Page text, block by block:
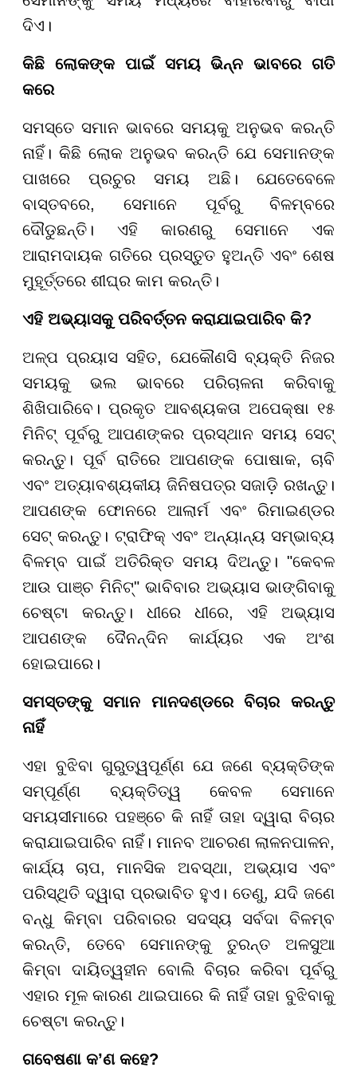
ଦିଏ।
କିଛି ଲୋକଙ୍କ ପାଇଁ ସମୟ ଭିନ୍ନ ଭାବରେ ଗତି
କରେ
ସମସ୍ତେ ସମାନ ଭାବରେ ସମୟକୁ ଅନୁଭବ କରନ୍ତି
ନାହିଁ। କିଛି ଲୋକ ଅନୁଭବ କରନ୍ତି ଯେ ସେମାନଙ୍କ
ପାଖରେ ପ୍ରଚୁର ସମୟ ଅଛି। ଯେତେବେଳେ
ବାସ୍ତବରେ, ସେମାନେ ପୂର୍ବରୁ ବିଳମ୍ବରେ
ଦୌଡୁଛନ୍ତି। ଏହି କାରଣରୁ ସେମାନେ ଏକ
ଆରାମଦାୟକ ଗତିରେ ପ୍ରସ୍ତୁତ ହୁଅନ୍ତି ଏବଂ ଶେଷ
ମୁହୂର୍ତ୍ତରେ ଶୀଘ୍ର କାମ କରନ୍ତି।
ଏହି ଅଭ୍ୟାସକୁ ପରିବର୍ତ୍ତନ କରାଯାଇପାରିବ କି?
ଅଳ୍ପ ପ୍ରୟାସ ସହିତ, ଯେକୌଣସି ବ୍ୟକ୍ତି ନିଜର
ସମୟକୁ ଭଲ ଭାବରେ ପରିଚାଳନା କରିବାକୁ
ଶିଖିପାରିବେ। ପ୍ରକୃତ ଆବଶ୍ୟକତା ଅପେକ୍ଷା ୧୫
ମିନିଟ୍ ପୂର୍ବରୁ ଆପଣଙ୍କର ପ୍ରସ୍ଥାନ ସମୟ ସେଟ୍
କରନ୍ତୁ। ପୂର୍ବ ରାତିରେ ଆପଣଙ୍କ ପୋଷାକ, ଚାବି
ଏବଂ ଅତ୍ୟାବଶ୍ୟକୀୟ ଜିନିଷପତ୍ର ସଜାଡ଼ି ରଖନ୍ତୁ।
ଆପଣଙ୍କ ଫୋନରେ ଆଲାର୍ମ ଏବଂ ରିମାଇଣ୍ଡର
ସେଟ୍ କରନ୍ତୁ। ଟ୍ରାଫିକ୍ ଏବଂ ଅନ୍ୟାନ୍ୟ ସମ୍ଭାବ୍ୟ
ବିଳମ୍ବ ପାଇଁ ଅତିରିକ୍ତ ସମୟ ଦିଅନ୍ତୁ। "କେବଳ
ଆଉ ପାଞ୍ଚ ମିନିଟ୍" ଭାବିବାର ଅଭ୍ୟାସ ଭାଙ୍ଗିବାକୁ
ଚେଷ୍ଟା କରନ୍ତୁ। ଧୀରେ ଧୀରେ, ଏହି ଅଭ୍ୟାସ
ଆପଣଙ୍କ ଦୈନନ୍ଦିନ କାର୍ଯ୍ୟର ଏକ ଅଂଶ
ହୋଇପାରେ।
ସମସ୍ତଙ୍କୁ ସମାନ ମାନଦଣ୍ଡରେ ବିଚାର କରନ୍ତୁ
ନାହିଁ
ଏହା ବୁଝିବା ଗୁରୁତ୍ୱପୂର୍ଣ୍ଣ ଯେ ଜଣେ ବ୍ୟକ୍ତିଙ୍କ
ସମ୍ପୂର୍ଣ୍ଣ ବ୍ୟକ୍ତିତ୍ୱ କେବଳ ସେମାନେ
ସମୟସୀମାରେ ପହଞ୍ଚେ କି ନାହିଁ ତାହା ଦ୍ୱାରା ବିଚାର
କରାଯାଇପାରିବ ନାହିଁ। ମାନବ ଆଚରଣ ଲାଳନପାଳନ,
କାର୍ଯ୍ୟ ଚାପ, ମାନସିକ ଅବସ୍ଥା, ଅଭ୍ୟାସ ଏବଂ
ପରିସ୍ଥିତି ଦ୍ୱାରା ପ୍ରଭାବିତ ହୁଏ। ତେଣୁ, ଯଦି ଜଣେ
ବନ୍ଧୁ କିମ୍ବା ପରିବାରର ସଦସ୍ୟ ସର୍ବଦା ବିଳମ୍ବ
କରନ୍ତି, ତେବେ ସେମାନଙ୍କୁ ତୁରନ୍ତ ଅଳସୁଆ
କିମ୍ବା ଦାୟିତ୍ୱହୀନ ବୋଲି ବିଚାର କରିବା ପୂର୍ବରୁ
ଏହାର ମୂଳ କାରଣ ଥାଇପାରେ କି ନାହିଁ ତାହା ବୁଝିବାକୁ
ଚେଷ୍ଟା କରନ୍ତୁ।
ଗବେଷଣା କ’ଣ କହେ?